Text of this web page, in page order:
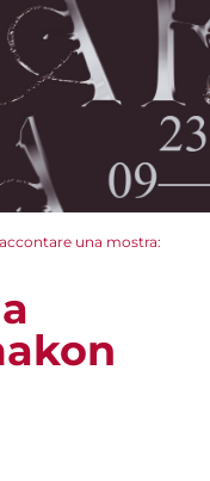
una mostra: